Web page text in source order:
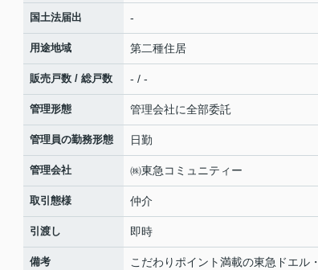
国土法届出 -
用途地域 第二種住居
販売戸数 / 総戸数 - / -
管理形態 管理会社に全部委託
管理員の勤務形態 日勤
管理会社 ㈱東急コミュニティー
取引態様 仲介
引渡し 即時
備考
こだわりポイント満載の東急ドエル